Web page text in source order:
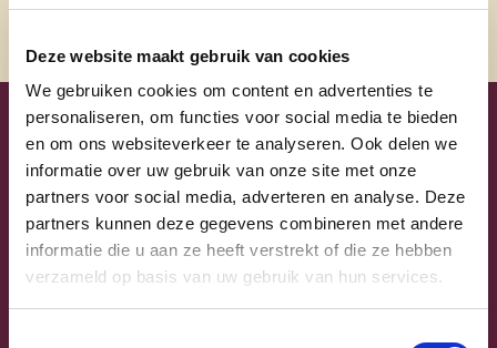
Deze website maakt gebruik van cookies
We gebruiken cookies om content en advertenties te
personaliseren, om functies voor social media te bieden
en om ons websiteverkeer te analyseren. Ook delen we
informatie over uw gebruik van onze site met onze
partners voor social media, adverteren en analyse. Deze
partners kunnen deze gegevens combineren met andere
informatie die u aan ze heeft verstrekt of die ze hebben
verzameld op basis van uw gebruik van hun services.
Uw lijsttrekkers